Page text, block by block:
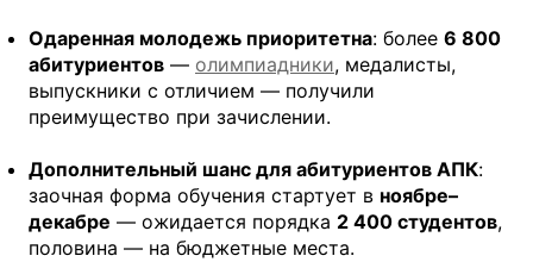
Одаренная молодежь приоритетна: более 6 800
абитуриентов — олимпиадники, медалисты,
выпускники с отличием — получили
преимущество при зачислении.
Дополнительный шанс для абитуриентов АПК:
заочная форма обучения стартует в ноябре–
декабре — ожидается порядка 2 400 студентов,
половина — на бюджетные места.